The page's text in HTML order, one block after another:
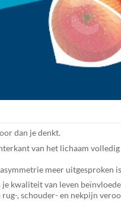
dan je denkt.
van het lichaam
meer uitgesproken
je kwaliteit van leven
, schouder- en nekpijn